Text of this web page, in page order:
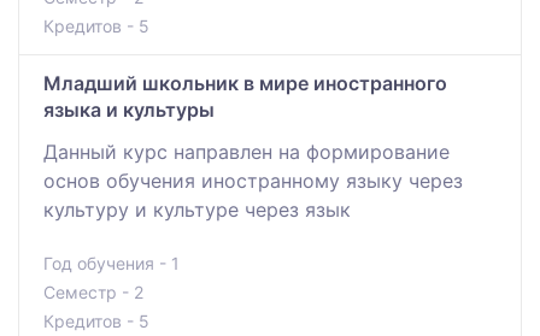
Кредитов - 5
Младший школьник в мире иностранного
языка и культуры
Данный курс направлен на формирование
основ обучения иностранному языку через
культуру и культуре через язык
Год обучения - 1
Семестр - 2
Кредитов - 5